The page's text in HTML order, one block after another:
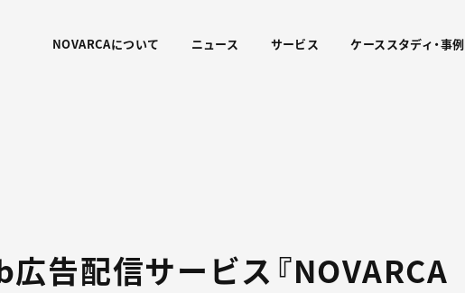
NOVARCAについて ニュース サービス ケーススタディ・事例
告配信サービス『NOVARCA